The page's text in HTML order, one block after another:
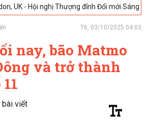
nghị Thượng đỉnh Đổi mới Sáng tạo trong
T6, 03/10/2025 04:03
nay, bão Matmo
và trở thành
bài viết